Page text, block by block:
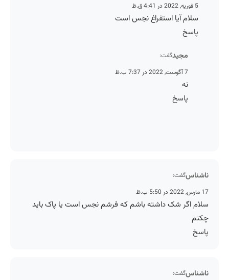
5 فوریه, 2022 در 4:41 ق.ظ
سلام آیا استفراغ نجس است
پاسخ
مجیدگفت:
7 آگوست, 2022 در 7:37 ب.ظ
نه
پاسخ
ناشناسگفت:
17 مارس, 2022 در 5:50 ب.ظ
سلام اگر شک داشته باشم که فرشم نجس است یا پاک باید
چکنم
پاسخ
ناشناسگفت: